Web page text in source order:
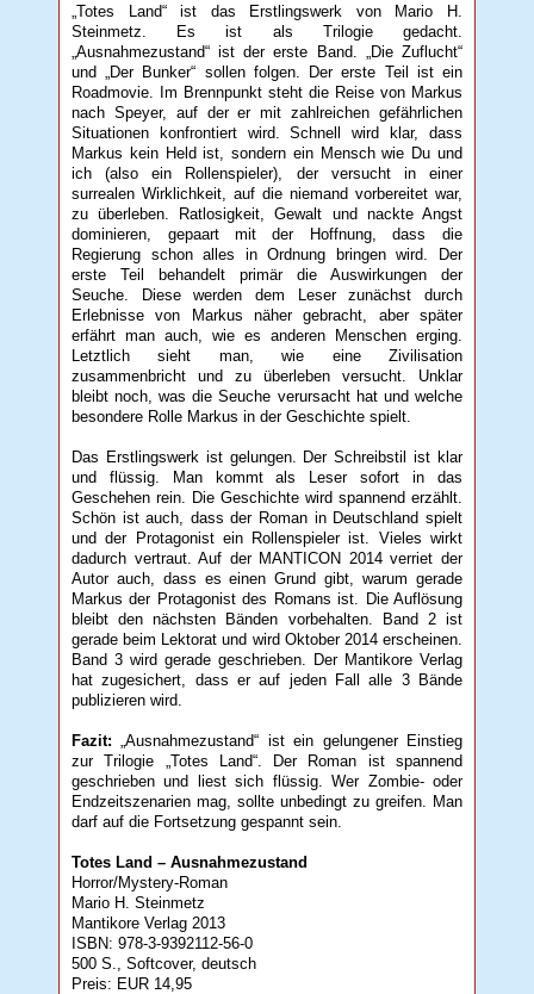
„Totes Land“ ist das Erstlingswerk von Mario H.
Steinmetz. Es ist als Trilogie gedacht.
„Ausnahmezustand“ ist der erste Band. „Die Zuflucht“
und „Der Bunker“ sollen folgen. Der erste Teil ist ein
Roadmovie. Im Brennpunkt steht die Reise von Markus
nach Speyer, auf der er mit zahlreichen gefährlichen
Situationen konfrontiert wird. Schnell wird klar, dass
Markus kein Held ist, sondern ein Mensch wie Du und
ich (also ein Rollenspieler), der versucht in einer
surrealen Wirklichkeit, auf die niemand vorbereitet war,
zu überleben. Ratlosigkeit, Gewalt und nackte Angst
dominieren, gepaart mit der Hoffnung, dass die
Regierung schon alles in Ordnung bringen wird. Der
erste Teil behandelt primär die Auswirkungen der
Seuche. Diese werden dem Leser zunächst durch
Erlebnisse von Markus näher gebracht, aber später
erfährt man auch, wie es anderen Menschen erging.
Letztlich sieht man, wie eine Zivilisation
zusammenbricht und zu überleben versucht. Unklar
bleibt noch, was die Seuche verursacht hat und welche
besondere Rolle Markus in der Geschichte spielt.
Das Erstlingswerk ist gelungen. Der Schreibstil ist klar
und flüssig. Man kommt als Leser sofort in das
Geschehen rein. Die Geschichte wird spannend erzählt.
Schön ist auch, dass der Roman in Deutschland spielt
und der Protagonist ein Rollenspieler ist. Vieles wirkt
dadurch vertraut. Auf der MANTICON 2014 verriet der
Autor auch, dass es einen Grund gibt, warum gerade
Markus der Protagonist des Romans ist. Die Auflösung
bleibt den nächsten Bänden vorbehalten. Band 2 ist
gerade beim Lektorat und wird Oktober 2014 erscheinen.
Band 3 wird gerade geschrieben. Der Mantikore Verlag
hat zugesichert, dass er auf jeden Fall alle 3 Bände
publizieren wird.
Fazit: „Ausnahmezustand“ ist ein gelungener Einstieg
zur Trilogie „Totes Land“. Der Roman ist spannend
geschrieben und liest sich flüssig. Wer Zombie- oder
Endzeitszenarien mag, sollte unbedingt zu greifen. Man
darf auf die Fortsetzung gespannt sein.
Totes Land – Ausnahmezustand
Horror/Mystery-Roman
Mario H. Steinmetz
Mantikore Verlag 2013
ISBN: 978-3-9392112-56-0
500 S., Softcover, deutsch
Preis: EUR 14,95